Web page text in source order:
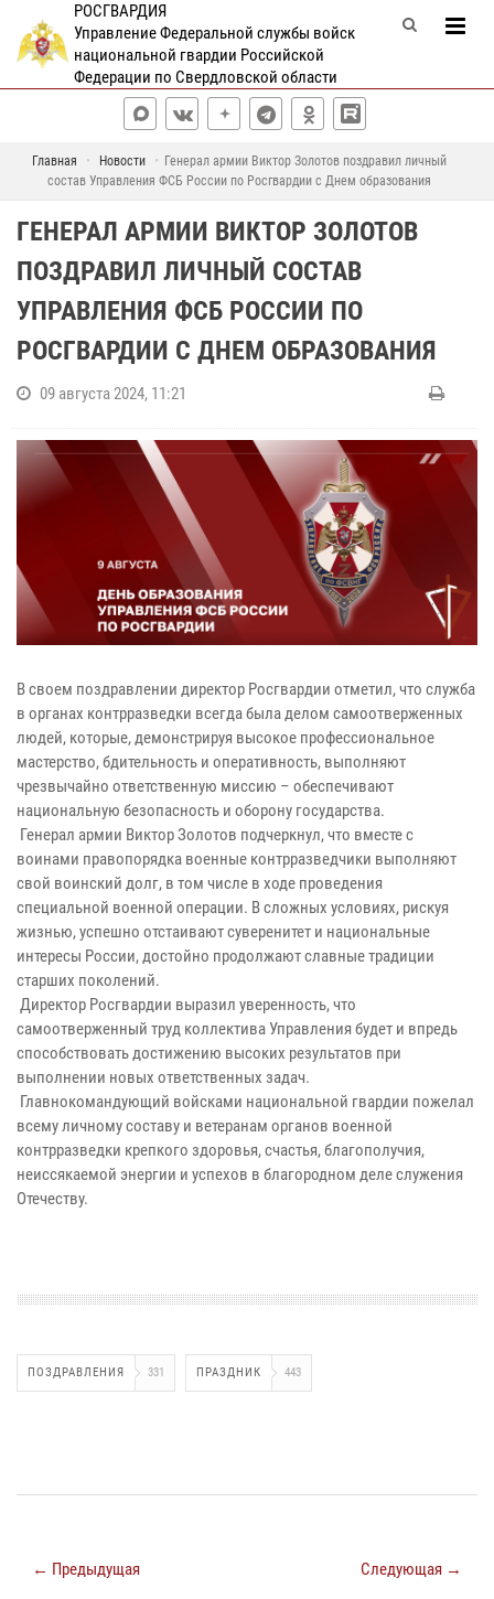
РОСГВАРДИЯ
Управление Федеральной службы войск
национальной гвардии Российской
Федерации по Свердловской области
Главная Новости
Генерал армии Виктор Золотов поздравил личный
состав Управления ФСБ России по Росгвардии с Днем образования
ГЕНЕРАЛ АРМИИ ВИКТОР ЗОЛОТОВ
ПОЗДРАВИЛ ЛИЧНЫЙ СОСТАВ
УПРАВЛЕНИЯ ФСБ РОССИИ ПО
РОСГВАРДИИ С ДНЕМ ОБРАЗОВАНИЯ
09 августа 2024, 11:21
В своем поздравлении директор Росгвардии отметил, что служба
в органах контрразведки всегда была делом самоотверженных
людей, которые, демонстрируя высокое профессиональное
мастерство, бдительность и оперативность, выполняют
чрезвычайно ответственную миссию – обеспечивают
национальную безопасность и оборону государства.
Генерал армии Виктор Золотов подчеркнул, что вместе с
воинами правопорядка военные контрразведчики выполняют
свой воинский долг, в том числе в ходе проведения
специальной военной операции. В сложных условиях, рискуя
жизнью, успешно отстаивают суверенитет и национальные
интересы России, достойно продолжают славные традиции
старших поколений.
Директор Росгвардии выразил уверенность, что
самоотверженный труд коллектива Управления будет и впредь
способствовать достижению высоких результатов при
выполнении новых ответственных задач.
Главнокомандующий войсками национальной гвардии пожелал
всему личному составу и ветеранам органов военной
контрразведки крепкого здоровья, счастья, благополучия,
неиссякаемой энергии и успехов в благородном деле служения
Отечеству.
ПОЗДРАВЛЕНИЯ 331 ПРАЗДНИК 443
← Предыдущая Следующая →